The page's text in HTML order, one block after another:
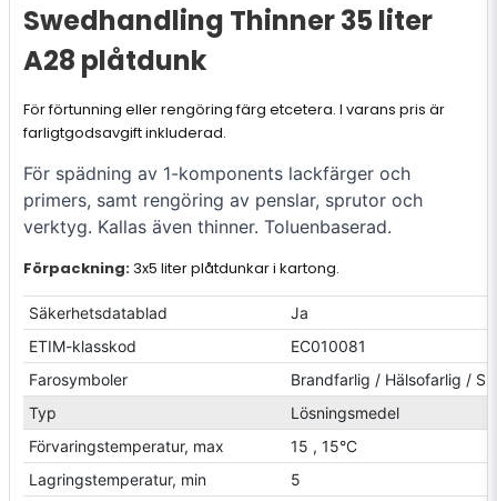
Swedhandling Thinner 35 liter
A28 plåtdunk
För förtunning eller rengöring färg etcetera. I varans pris är
farligtgodsavgift inkluderad.
För spädning av 1-komponents lackfärger och
primers, samt rengöring av penslar, sprutor och
verktyg. Kallas även thinner. Toluenbaserad.
Förpackning:3x5 liter plåtdunkar i kartong.
Säkerhetsdatablad
Ja
ETIM-klasskod
EC010081
Farosymboler
Brandfarlig / Hälsofarlig /
Typ
Lösningsmedel
Förvaringstemperatur, max
15 , 15°C
Lagringstemperatur, min
5